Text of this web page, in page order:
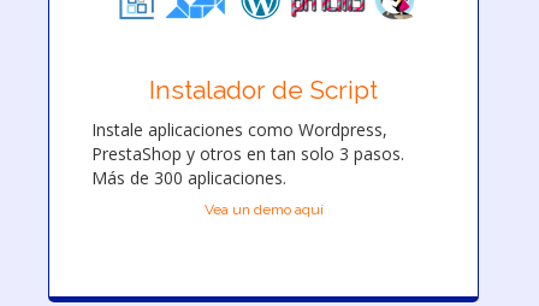
Instalador de Script
Instale aplicaciones como Wordpress,
PrestaShop y otros en tan solo 3 pasos.
Más de 300 aplicaciones.
Vea un demo aquí